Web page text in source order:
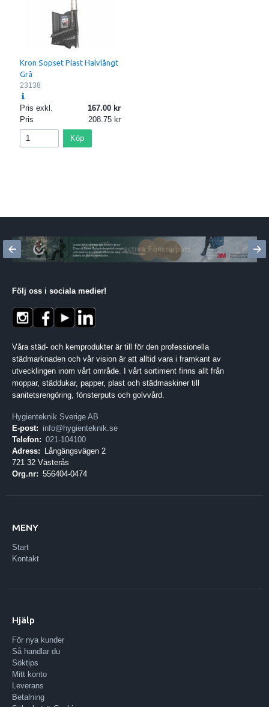
Kron Sopset Plast Halvlångt
Grå
23138
Pris exkl.
167.00
Pris
208.75
Köp
Följ oss i sociala medier!
Våra städ- och kemprodukter är till för den professionella
städmarknaden och vår vision är att alltid vara i framkant av
utvecklingen inom vårt område. I vårt sortiment finns allt från
moppar, städdukar, papper, plast och städmaskiner till
sanitetsrengöring, fönsterputs och golvvård.
Hygienteknik Sverige AB
E-post: info@hygienteknik.se
Telefon: 021-104100
Adress: Långängsvägen 2
721 32 Västerås
Org.nr: 556404-0474
MENY
Start
Kontakt
Hjälp
För nya kunder
Så handlar du
Söktips
Mitt konto
Leverans
Betalning